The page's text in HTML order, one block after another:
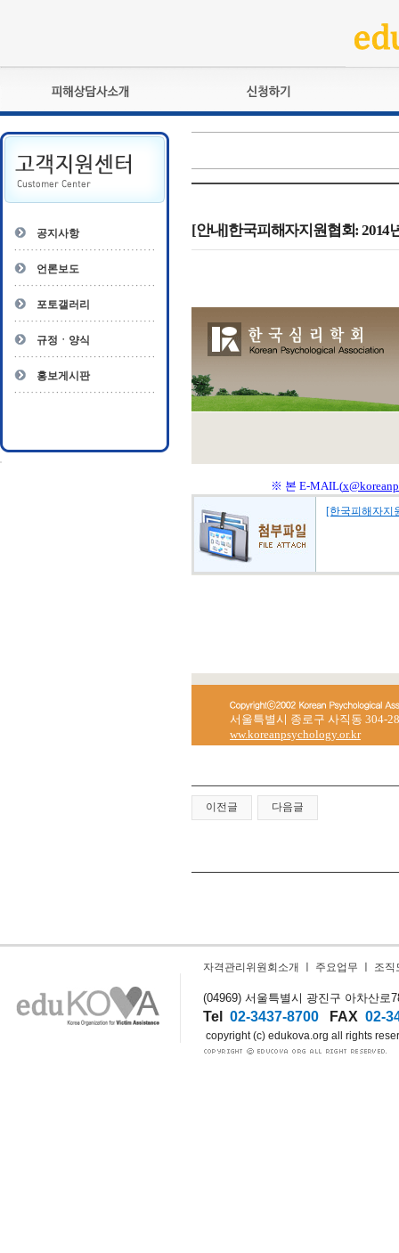
피해상담사란?
자격관리규정
상담사 자격증 확인
- 피해상담사 1급
- 전문수련감독자
- 전문수련기관
교육훈련
자격복원
공지사항
언론보도
포토갤러리
규정ㆍ양식
홍보게시판
[안내]한국피해자지원협회: 2014
※ 본 E-MAIL(
[한국피해자지
서울특별시 종로구 사직동 304-
ww.koreanpsychology.or.kr
이전글 다음글
자격관리위원회소개 주요업무 조직
(04969) 서울특별시 광진구 아차산로
Tel 02-3437-8700 FAX 02-
copyright (c) edukova.org all rights